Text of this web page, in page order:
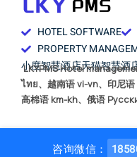
HOTEL SOFTWARE
PROPERTY
小度智慧酒店天猫智慧酒
LKYPMS Hotel
ไทย、越南语 vi-vn、印尼
高棉语 km-kh、俄语
咨询微信：